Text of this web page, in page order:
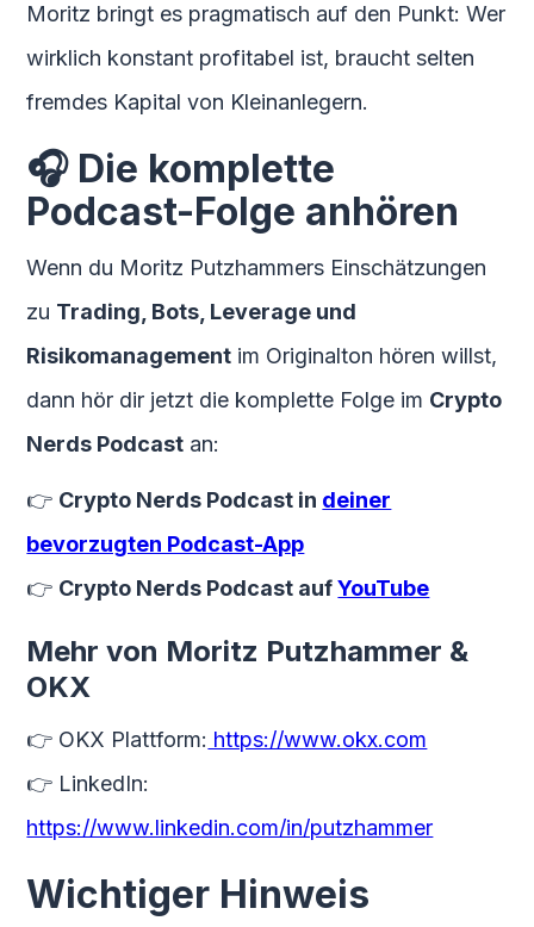
Moritz bringt es pragmatisch auf den Punkt: Wer
wirklich konstant profitabel ist, braucht selten
fremdes Kapital von Kleinanlegern.
🎧 Die komplette
Podcast-Folge anhören
Wenn du Moritz Putzhammers Einschätzungen
zu Trading, Bots, Leverage und
Risikomanagement im Originalton hören willst,
dann hör dir jetzt die komplette Folge im Crypto
Nerds Podcast an:
👉 Crypto Nerds Podcast in deiner
bevorzugten Podcast-App
👉 Crypto Nerds Podcast aufYouTube
Mehr von Moritz Putzhammer &
OKX
👉 OKX Plattform: https://www.okx.com
👉 LinkedIn:
https://www.linkedin.com/in/putzhammer
Wichtiger Hinweis